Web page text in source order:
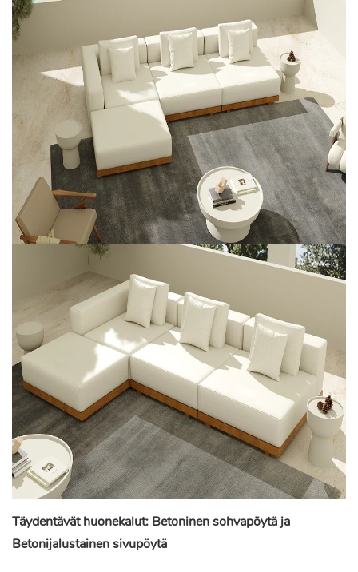
Täydentävät huonekalut: Betoninen sohvapöytä ja
Betonijalustainen sivupöytä